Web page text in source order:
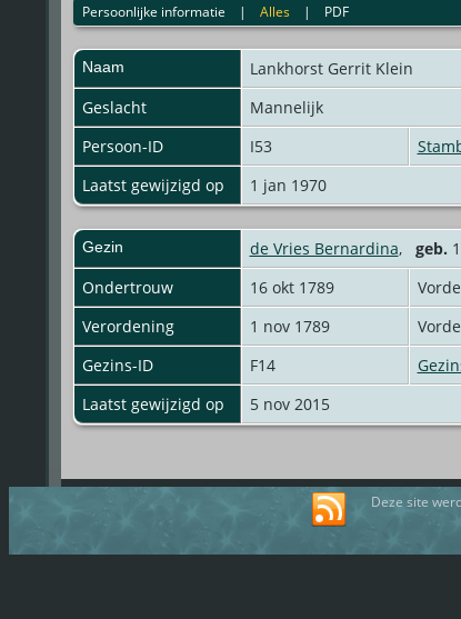
Persoonlijke informatie | Alles| PDF
Naam Lankhorst Gerrit Klein
Geslacht
Mannelijk
Persoon-ID
I53
Laatst gewijzigd op
1 jan 1970
Gezin de Vries Bernardina, geb.
Ondertrouw
16 okt 1789
Verordening
1 nov 1789
Gezins-ID
F14
Laatst gewijzigd op
5 nov 2015
Deze site